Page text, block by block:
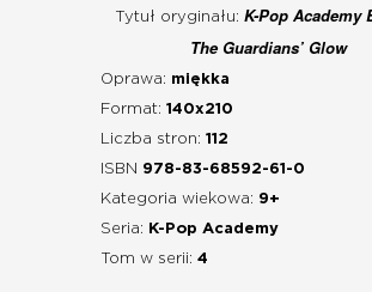
Tytuł oryginału: K-Pop Academy
The Guardians’ Glow
Oprawa: miękka
Format: 140x210
Liczba stron: 112
ISBN 978-83-68592-61-0
Kategoria wiekowa: 9+
Seria:
K-Pop Academy
Tom w serii: 4